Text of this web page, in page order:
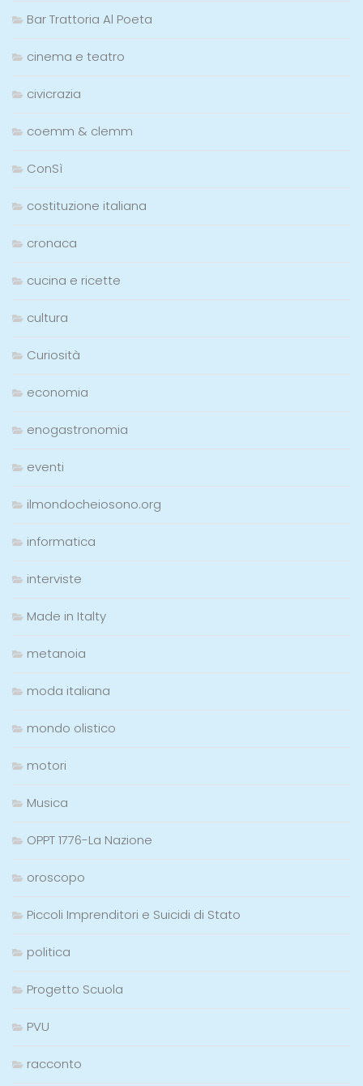
Bar Trattoria Al Poeta
cinema e teatro
civicrazia
coemm & clemm
ConSì
costituzione italiana
cronaca
cucina e ricette
cultura
Curiosità
economia
enogastronomia
eventi
ilmondocheiosono.org
informatica
interviste
Made in Italty
metanoia
moda italiana
mondo olistico
motori
Musica
OPPT 1776-La Nazione
oroscopo
Piccoli Imprenditori e Suicidi di Stato
politica
Progetto Scuola
PVU
racconto